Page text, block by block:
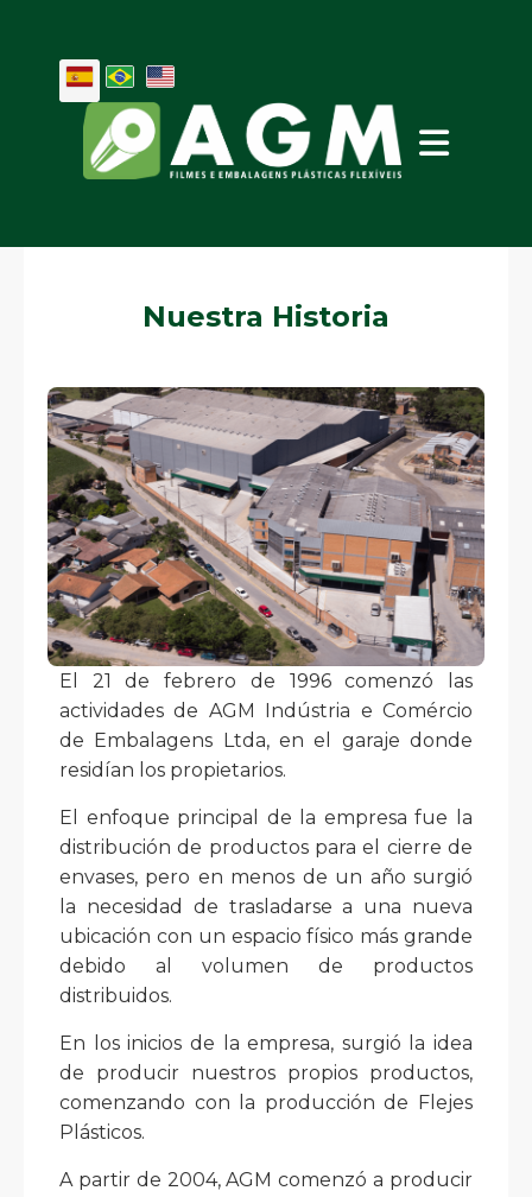
Nuestra Historia
El 21 de febrero de 1996 comenzó las
actividades de AGM Indústria e Comércio
de Embalagens Ltda, en el garaje donde
residían los propietarios.
El enfoque principal de la empresa fue la
distribución de productos para el cierre de
envases, pero en menos de un año surgió
la necesidad de trasladarse a una nueva
ubicación con un espacio físico más grande
debido al volumen de productos
distribuidos.
En los inicios de la empresa, surgió la idea
de producir nuestros propios productos,
comenzando con la producción de Flejes
Plásticos.
A partir de 2004, AGM comenzó a producir